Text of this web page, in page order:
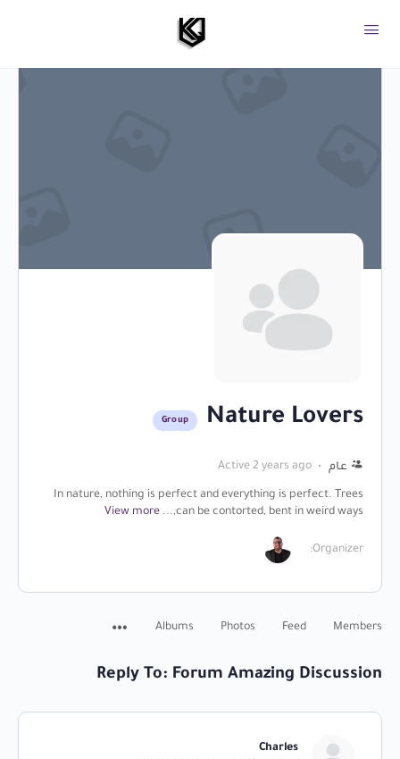
Nature Lovers
Group
عام
In nature, nothing is perfect and everything is perfect. Trees
can be contorted, bent in weird ways,...
View more
Organizer:
Members
Feed
Photos
Albums
Reply To: Forum Amazing Discussion
Charles